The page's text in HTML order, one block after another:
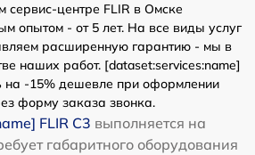
сервис-центре FLIR в Омске
опытом - от 5 лет. На все виды услуг
расширенную гарантию - мы в
наших работ. [dataset:services:name]
на -15% дешевле при оформлении
форму заказа звонка.
FLIR С3 выполняется на
габаритного оборудования